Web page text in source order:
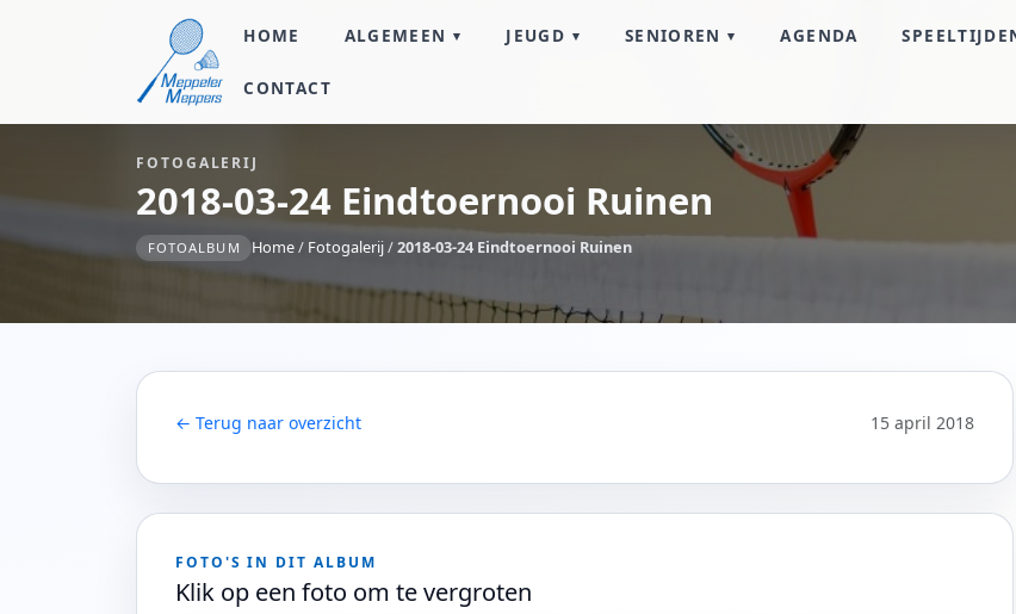
HOME ALGEMEEN JEUGD SENIOREN AGENDA
CONTACT
FOTOGALERIJ
2018-03-24 Eindtoernooi Ruinen
FOTOALBUM Home/ Fotogalerij/2018-03-24 Eindtoernooi Ruinen
← Terug naar overzicht 15 april 2018
FOTO'S IN DIT ALBUM
Klik op een foto om te vergroten